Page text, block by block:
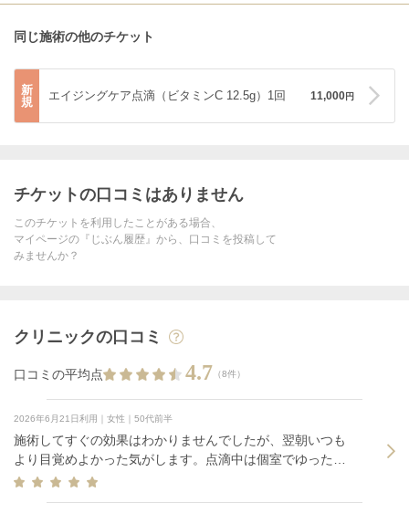
同じ施術の他のチケット
新
規
エイジングケア点滴（ビタミンC 12.5g）1回 11,000円
チケットの口コミはありません
このチケットを利用したことがある場合、
マイページの『じぶん履歴』から、口コミを投稿して
みませんか？
クリニックの口コミ
口コミの平均点 4.7 （8件）
2026年6月21日利用｜女性｜50代前半
施術してすぐの効果はわかりませんでしたが、翌朝いつも
より目覚めよかった気がします。点滴中は個室でゆったり
リラックスできます。針を刺す時にチクっとするだけで痛